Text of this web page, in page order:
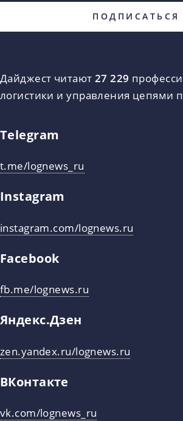
Дайджест читают 27 229
логистики и управления цепями
Telegram
t.me/lognews_ru
Instagram
instagram.com/lognews.ru
Facebook
fb.me/lognews.ru
Яндекс.Дзен
zen.yandex.ru/lognews.ru
ВКонтакте
vk.com/lognews_ru